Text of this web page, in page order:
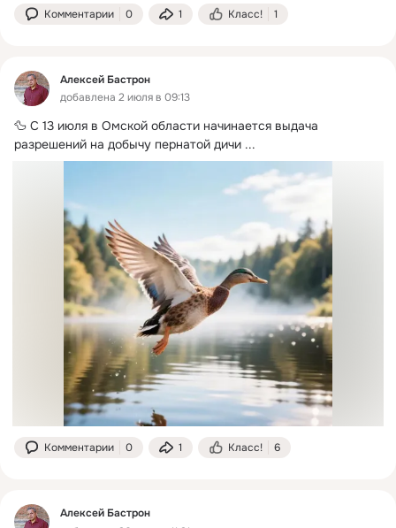
Комментарии 0 1 Класс! 1
Алексей Бастрон
добавлена 2 июля в 09:13
🦆 С 13 июля в Омской области начинается выдача
разрешений на добычу пернатой дичи ...
Комментарии 0 1 Класс! 6
Алексей Бастрон